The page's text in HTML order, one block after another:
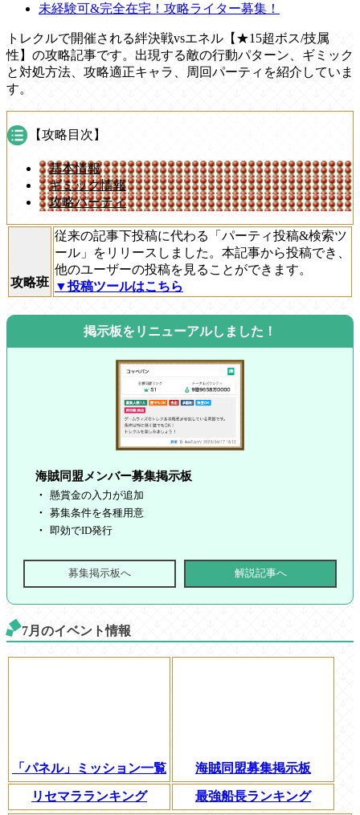
未経験可&完全在宅！攻略ライター募集！
トレクルで開催される絆決戦vsエネル【★15超ボス/技属
性】の攻略記事です。出現する敵の行動パターン、ギミック
と対処方法、攻略適正キャラ、周回パーティを紹介していま
す。
【攻略目次】
基本情報
ギミック情報
攻略パーティ
攻略班
従来の記事下投稿に代わる「パーティ投稿&検索ツ
ール」をリリースしました。本記事から投稿でき、
他のユーザーの投稿を見ることができます。
▼投稿ツールはこちら
掲示板をリニューアルしました！
海賊同盟メンバー募集掲示板
懸賞金の入力が追加
募集条件を各種用意
即効でID発行
募集掲示板へ 解説記事へ
7月のイベント情報
「パネル」ミッション一覧 海賊同盟募集掲示板
リセマラランキング
最強船長ランキング